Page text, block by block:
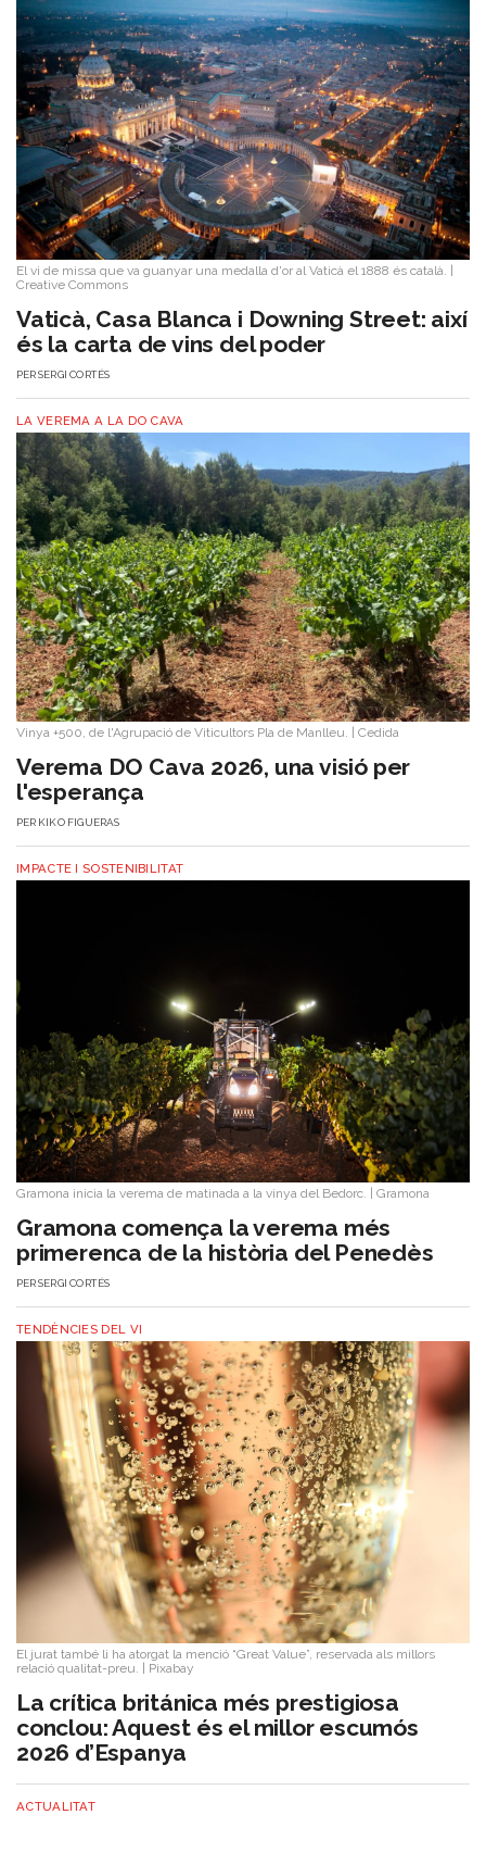
El vi de missa que va guanyar una medalla d'or al Vaticà el 1888 és català.
Creative Commons
Vaticà, Casa Blanca i Downing Street: així
és la carta de vins del poder
PERSERGI CORTÉS
LA VEREMA A LA DO CAVA
Vinya +500, de l'Agrupació de Viticultors Pla de Manlleu. Cedida
Verema DO Cava 2026, una visió per
l'esperança
PER KIKO FIGUERAS
IMPACTE I SOSTENIBILITAT
Gramona inicia la verema de matinada a la vinya del Bedorc. Gramona
Gramona comença la verema més
primerenca de la història del Penedès
PERSERGI CORTÉS
TENDÈNCIES DEL VI
El jurat també li ha atorgat la menció “Great Value”, reservada als millors
relació qualitat-preu.
Pixabay
La crítica británica més prestigiosa
conclou: Aquest és el millor escumós
2026 d’Espanya
ACTUALITAT